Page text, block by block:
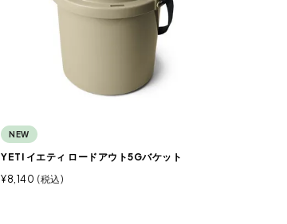
NEW
YETI イエティ ロードアウト5Gバケット
¥8,140 税込